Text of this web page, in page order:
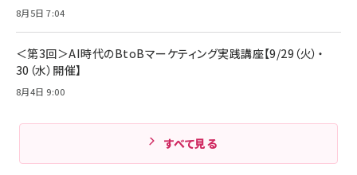
8月5日 7:04
＜第3回＞AI時代のBtoBマーケティング実践講座【9/29（火）・
30（水）開催】
8月4日 9:00
すべて見る